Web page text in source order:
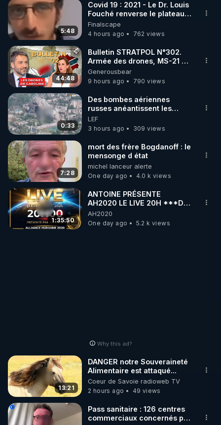
5:48
Covid 19 : 2021 - Le Dr. Louis
Fouché renverse le plateau
de CNews !
Finalscape
4 hours ago
762 views
44:48
Bulletin STRATPOL N°302.
Armée des drones, MS-21 en
série, missiles coréens.
07.08.2026.
Generousbear
9 hours ago
790 views
0:33
Des bombes aériennes
russes anéantissent les
centres de contrôle de
drones de 3 brigades
ukrainienne
LEF
3 hours ago
309 views
7:28
mort des frère Bogdanoff : le
mensonge d état
michel lanceur alerte
One day ago
4.0 k views
1:35:50
ANTOINE PRÉSENTE
AH2020 LE LIVE 20H ***DU
06/08/2026***
AH2020
One day ago
5.2 k views
Why this ad?
13:21
DANGER notre Souveraineté
Alimentaire est attaqué...
Coeur de Savoie radioweb TV
2 hours ago
49 views
Pass sanitaire : 126 centres
commerciaux concernés par